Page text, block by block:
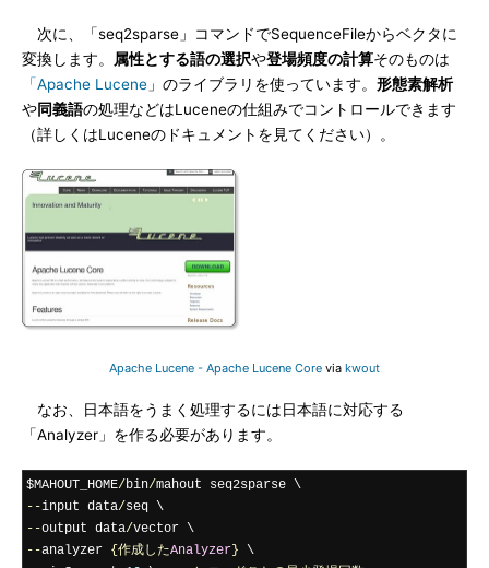
次に、「seq2sparse」コマンドでSequenceFileからベクタに
変換します。
属性とする語の選択や登場頻度の計算そのものは
「Apache Lucene 」のライブラリを使っています。 形態素解析
や同義語の処理などはLuceneの仕組みでコントロールできます
（詳しくはLuceneのドキュメントを見てください）。
Apache Lucene - Apache Lucene Core via kwout
なお、日本語をうまく処理するには日本語に対応する
「Analyzer」を作る必要があります。
$MAHOUT_HOME/bin/
--input data/
--output data/
--analyzer {作成したAnalyzer }